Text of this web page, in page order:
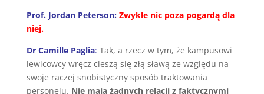
Prof. Jordan Peterson: Zwykle nic poza pogardą dla
niej.
Dr Camille Paglia: Tak, a rzecz w tym, że kampusowi
lewicowcy wręcz cieszą się złą sławą ze względu na
swoje raczej snobistyczny sposób traktowania
personelu. Nie mają żadnych relacji z faktycznymi